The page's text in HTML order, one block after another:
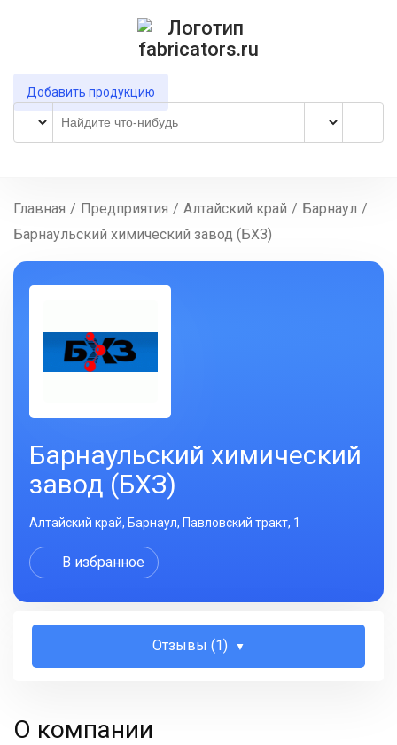
Добавить продукцию
Главная / Предприятия / Алтайский край / Барнаул /
Барнаульский химический завод (БХЗ)
Барнаульский химический
завод (БХЗ)
Алтайский край, Барнаул, Павловский тракт, 1
В избранное
Отзывы (1)
О компании